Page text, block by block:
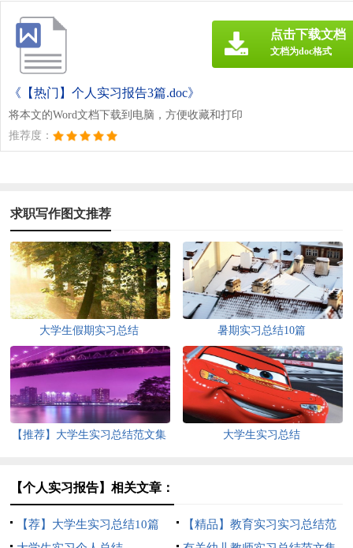
《【热门】个人实习报告3篇.doc》
将本文的Word文档下载到电脑，方便收藏和打印
推荐度：
点击下载文档
文档为doc格式
求职写作图文推荐
大学生假期实习总结 暑期实习总结10篇
【推荐】大学生实习总结范文集
大学生实习总结
【个人实习报告】相关文章：
【荐】大学生实习总结10篇
【精品】教育实习实习总结范